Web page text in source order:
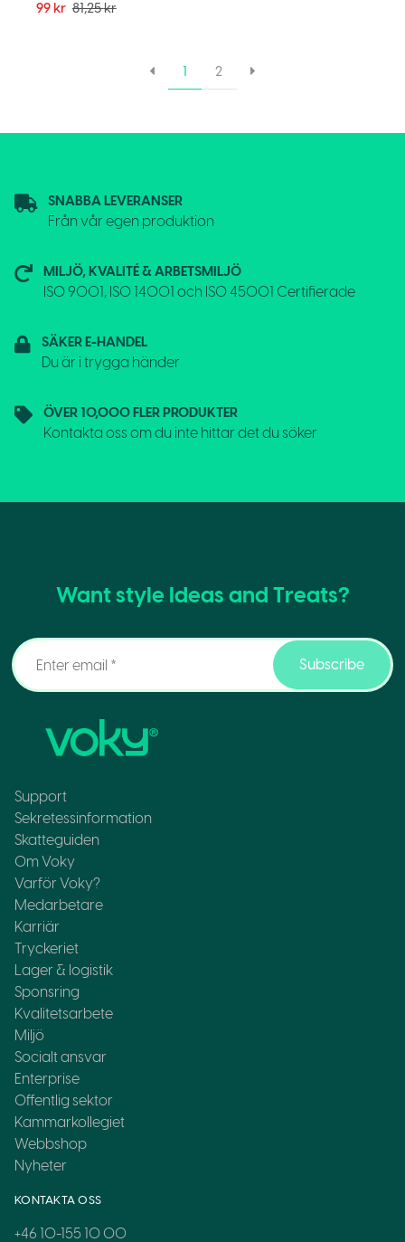
99kr 81,25kr
1 2
SNABBA LEVERANSER
Från vår egen produktion
MILJÖ, KVALITÉ & ARBETSMILJÖ
ISO 9001, ISO 14001 och ISO 45001 Certifierade
SÄKER E-HANDEL
Du är i trygga händer
ÖVER 10,000 FLER PRODUKTER
Kontakta oss om du inte hittar det du söker
Want style Ideas and Treats?
Subscribe
Support
Sekretessinformation
Skatteguiden
Om Voky
Varför Voky?
Medarbetare
Karriär
Tryckeriet
Lager & logistik
Sponsring
Kvalitetsarbete
Miljö
Socialt ansvar
Enterprise
Offentlig sektor
Kammarkollegiet
Webbshop
Nyheter
KONTAKTA OSS
+46 10-155 10 00